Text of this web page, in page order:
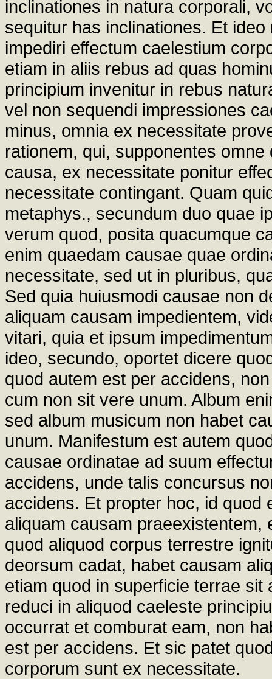
inclinationes in natura corporali,
sequitur has inclinationes. Et
impediri effectum caelestium
etiam in aliis rebus ad quas
principium invenitur in rebus
vel non sequendi impressiones
minus, omnia ex necessitate
rationem, qui, supponentes
causa, ex necessitate ponitur
necessitate contingant. Quam
metaphys., secundum duo quae
verum quod, posita quacumque
enim quaedam causae quae
necessitate, sed ut in pluribus,
Sed quia huiusmodi causae non
aliquam causam impedientem,
vitari, quia et ipsum
ideo, secundo, oportet dicere
quod autem est per accidens,
cum non sit vere unum. Album
sed album musicum non habet
unum. Manifestum est autem
causae ordinatae ad suum
accidens, unde talis concursus
accidens. Et propter hoc, id quod
aliquam causam
quod aliquod corpus terrestre
deorsum cadat, habet causam
etiam quod in superficie terrae
reduci in aliquod caeleste
occurrat et comburat eam, non
est per accidens. Et sic patet
corporum sunt ex necessitate.